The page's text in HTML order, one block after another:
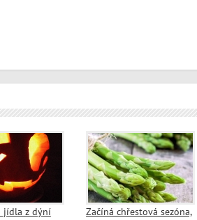
jídla z dýní
Začíná chřestová sezóna,